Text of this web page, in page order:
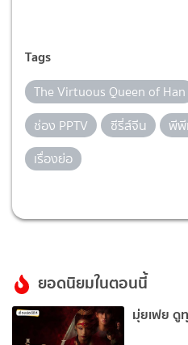
Tags
The Virtuous Queen of Han
ช่อง PPTV
ซีรี่ส์จีน พี
เรื่องย่อ
ยอดนิยมในตอนนี้
มุ่ยเฟย ดู